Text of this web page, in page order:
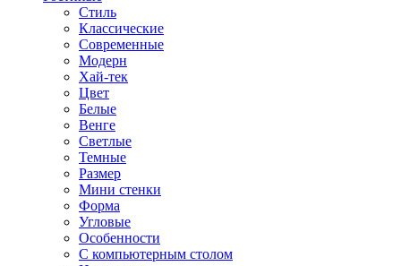
Стиль
Классические
Современные
Модерн
Хай-тек
Цвет
Белые
Венге
Светлые
Темные
Размер
Мини стенки
Форма
Угловые
Особенности
С компьютерным столом